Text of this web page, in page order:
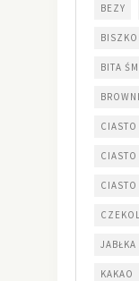
BEZY
BITA
CIASTO
JABŁKA
KAKAO